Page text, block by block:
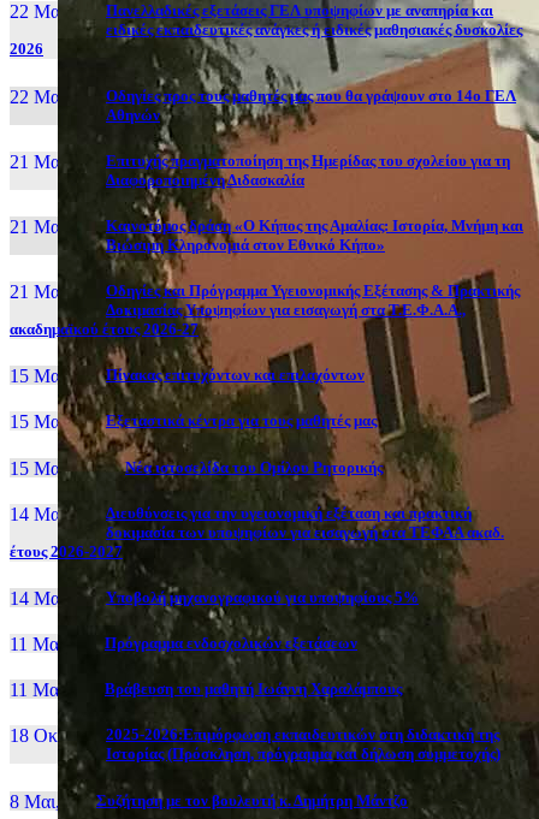
22 Μαι, 26
Πανελλαδικές εξετάσεις ΓΕΛ υποψηφίων με αναπηρία και
ειδικές εκπαιδευτικές ανάγκες ή ειδικές μαθησιακές δυσκολίες
2026
22 Μαι, 26
Οδηγίες προς τους μαθητές μας που θα γράψουν στο 14ο ΓΕΛ
Αθηνών
21 Μαι, 26
Επιτυχής πραγματοποίηση της Ημερίδας του σχολείου για τη
Διαφοροποιημένη Διδασκαλία
21 Μαι, 26
Καινοτόμος δράση «Ο Κήπος της Αμαλίας: Ιστορία, Μνήμη και
Βιώσιμη Κληρονομιά στον Εθνικό Κήπο»
21 Μαι, 26
Οδηγίες και Πρόγραμμα Υγειονομικής Εξέτασης & Πρακτικής
Δοκιμασίας Υποψηφίων για εισαγωγή στα Τ.Ε.Φ.Α.Α.,
ακαδημαϊκού έτους 2026-27
15 Μαι, 26 Πίνακας επιτυχόντων και επιλαχόντων
15 Μαι, 26 Εξεταστικά κέντρα για τους μαθητές μας
15 Μαι, 2026 Νέα ιστοσελίδα του Ομίλου Ρητορικής
14 Μαι, 26
Διευθύνσεις για την υγειονομική εξέταση και πρακτική
δοκιμασία των υποψηφίων για εισαγωγή στα ΤΕΦΑΑ ακαδ.
έτους 2026-2027
14 Μαι, 26 Yποβολή μηχανογραφικού για υποψηφίους 5%
11 Μαι, 26 Πρόγραμμα ενδοσχολικών εξετάσεων
11 Μαι, 26 Βράβευση του μαθητή Ιωάννη Χαραλάμπους
18 Οκτ, 25
2025-2026:Επιμόρφωση εκπαιδευτικών στη διδακτική της
Ιστορίας (Πρόσκληση, πρόγραμμα και δήλωση συμμετοχής)
8 Μαι, 26 Συζήτηση με τον βουλευτή κ. Δημήτρη Μάντζο